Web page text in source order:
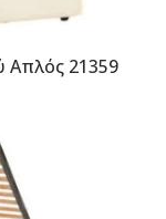
Απλός 21359